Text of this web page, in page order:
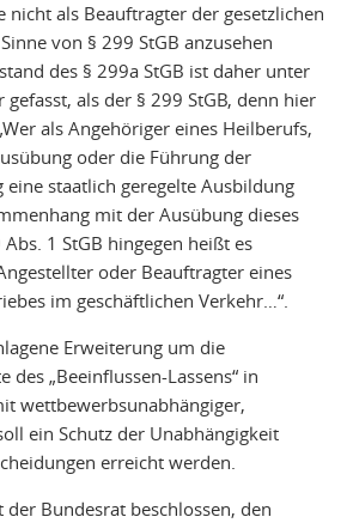
nicht als Beauftragter der gesetzlichen
von § 299 StGB anzusehen
des § 299a StGB ist daher unter
als der § 299 StGB, denn hier
als Angehöriger eines Heilberufs,
oder die Führung der
eine staatlich geregelte Ausbildung
mit der Ausübung dieses
1 StGB hingegen heißt es
oder Beauftragter eines
im geschäftlichen Verkehr…“.
Erweiterung um die
des „Beeinflussen-Lassens“ in
wettbewerbsunabhängiger,
ein Schutz der Unabhängigkeit
erreicht werden.
Bundesrat beschlossen, den